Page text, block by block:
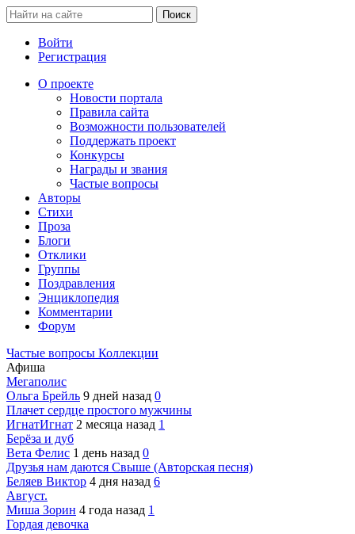
Войти
Регистрация
О проекте
Новости портала
Правила сайта
Возможности пользователей
Поддержать проект
Конкурсы
Награды и звания
Частые вопросы
Авторы
Стихи
Проза
Блоги
Отклики
Группы
Поздравления
Энциклопедия
Комментарии
Форум
Частые вопросы Коллекции
Афиша
Мегаполис
Ольга Брейль 9 дней назад 0
Плачет сердце простого мужчины
ИгнатИгнат 2 месяца назад 1
Берёза и дуб
Вета Фелис 1 день назад 0
Друзья нам даются Свыше (Авторская песня)
Беляев Виктор 4 дня назад 6
Август.
Миша Зорин 4 года назад 1
Гордая девочка